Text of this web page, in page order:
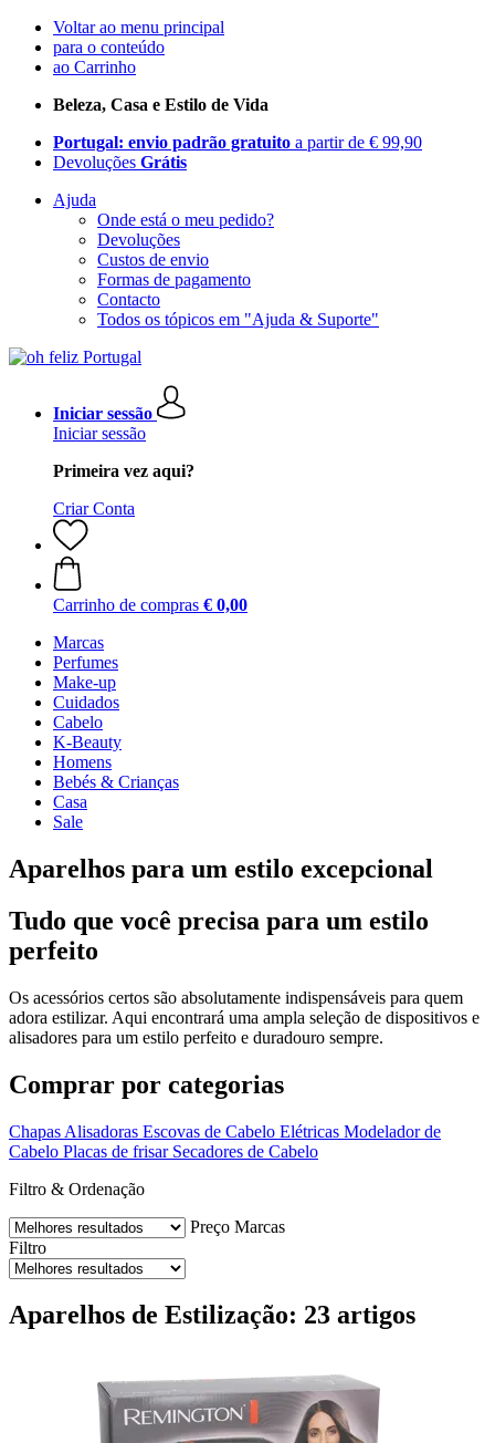
Voltar ao menu principal
para o conteúdo
ao Carrinho
Beleza, Casa e Estilo de Vida
Portugal: envio padrão gratuito a partir de € 99,90
Devoluções Grátis
Ajuda
Onde está o meu pedido?
Devoluções
Custos de envio
Formas de pagamento
Contacto
Todos os tópicos em "Ajuda & Suporte"
Iniciar sessão
Iniciar sessão
Primeira vez aqui?
Criar Conta
Carrinho de compras € 0,00
Marcas
Perfumes
Make-up
Cuidados
Cabelo
K-Beauty
Homens
Bebés & Crianças
Casa
Sale
Aparelhos para um estilo excepcional
Tudo que você precisa para um estilo
perfeito
Os acessórios certos são absolutamente indispensáveis para quem
adora estilizar. Aqui encontrará uma ampla seleção de dispositivos e
alisadores para um estilo perfeito e duradouro sempre.
Comprar por categorias
Chapas Alisadoras Escovas de Cabelo Elétricas Modelador de
Cabelo Placas de frisar Secadores de Cabelo
Filtro & Ordenação
Preço Marcas
Filtro
Aparelhos de Estilização: 23 artigos